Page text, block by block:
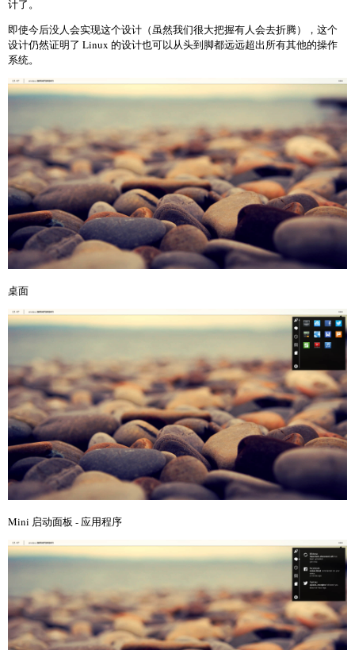
计了。
即使今后没人会实现这个设计（虽然我们很大把握有人会去折腾），这个
设计仍然证明了 Linux 的设计也可以从头到脚都远远超出所有其他的操作
系统。
桌面
Mini 启动面板 - 应用程序